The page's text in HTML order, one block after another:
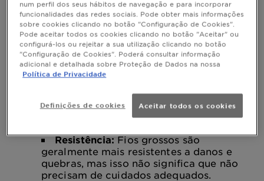
densidade e pelo seu volume. Geralmente, têm fios
mais espessos e resistentes que os cabelos finos.
Essa característica pode ser genética e é
influenciada por fatores como a espessura do
cabelo, o número de fios no couro cabeludo e a
saúde geral do cabelo. Aqui estão algumas das
principais características dos cabelos grossos:
Maior densidade:
significa que há mais fios por centímetro
quadrado em comparação com cabelos
Resistência:Fios grossos são
geralmente mais resistentes a danos e
quebras, mas isso não significa que não
precisam de cuidados adequados.
num perfil dos seus hábitos de navegação e para incorporar
funcionalidades das redes sociais. Pode obter mais informações
sobre cookies clicando no botão "Configuração de Cookies".
Pode aceitar todos os cookies clicando no botão "Aceitar" ou
configurá-los ou rejeitar a sua utilização clicando no botão
"Configuração de Cookies". Poderá consultar informação
adicional e detalhada sobre Proteção de Dados na nossa
Política de Privacidade
Definições de cookies Aceitar todos os cookies